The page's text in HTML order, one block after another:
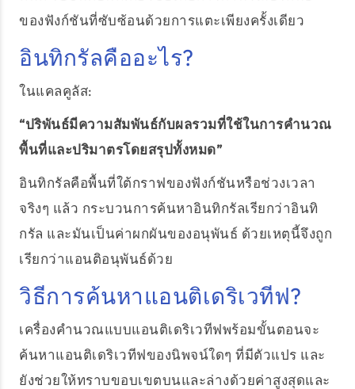
ของฟังก์ชันที่ซับซ้อนด้วยการแตะเพียงครั้งเดียว
อินทิกรัลคืออะไร?
ในแคลคูลัส:
“ปริพันธ์มีความสัมพันธ์กับผลรวมที่ใช้ในการคำนวณ
พื้นที่และปริมาตรโดยสรุปทั้งหมด”
อินทิกรัลคือพื้นที่ใต้กราฟของฟังก์ชันหรือช่วงเวลา
จริงๆ แล้ว กระบวนการค้นหาอินทิกรัลเรียกว่าอินทิ
กรัล และมันเป็นค่าผกผันของอนุพันธ์ ด้วยเหตุนี้จึงถูก
เรียกว่าแอนติอนุพันธ์ด้วย
วิธีการค้นหาแอนติเดริเวทีฟ?
เครื่องคำนวณแบบแอนติเดริเวทีฟพร้อมขั้นตอนจะ
ค้นหาแอนติเดริเวทีฟของนิพจน์ใดๆ ที่มีตัวแปร และ
ยังช่วยให้ทราบขอบเขตบนและล่างด้วยค่าสูงสุดและ